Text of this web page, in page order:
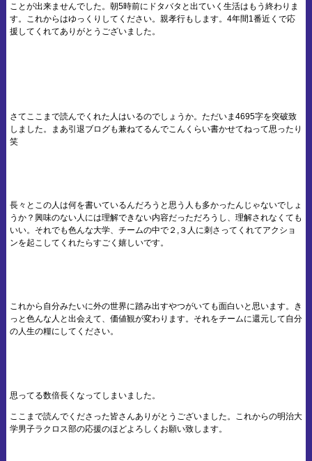
ことが出来ませんでした。朝5時前にドタバタと出ていく生活はもう終わりま
す。これからはゆっくりしてください。親孝行もします。4年間1番近くで応
援してくれてありがとうございました。
さてここまで読んでくれた人はいるのでしょうか。ただいま4695字を突破致
しました。まあ引退ブログも兼ねてるんでこんくらい書かせてねって思ったり
笑
長々とこの人は何を書いているんだろうと思う人も多かったんじゃないでしょ
うか？興味のない人には理解できない内容だっただろうし、理解されなくても
いい。それでも色んな大学、チームの中で２,３人に刺さってくれてアクショ
ンを起こしてくれたらすごく嬉しいです。
これから自分みたいに外の世界に踏み出すやつがいても面白いと思います。き
っと色んな人と出会えて、価値観が変わります。それをチームに還元して自分
の人生の糧にしてください。
思ってる数倍長くなってしまいました。
ここまで読んでくださった皆さんありがとうございました。これからの明治大
学男子ラクロス部の応援のほどよろしくお願い致します。